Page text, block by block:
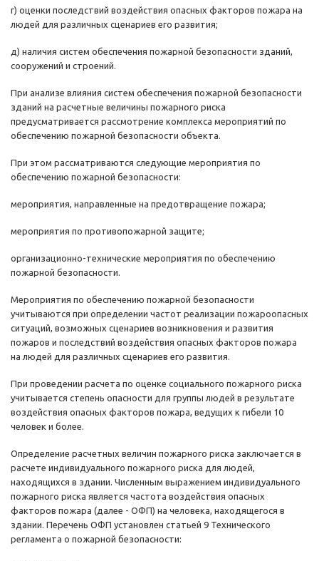
г) оценки последствий воздействия опасных факторов пожара на
людей для различных сценариев его развития;
д) наличия систем обеспечения пожарной безопасности зданий,
сооружений и строений.
При анализе влияния систем обеспечения пожарной безопасности
зданий на расчетные величины пожарного риска
предусматривается рассмотрение комплекса мероприятий по
обеспечению пожарной безопасности объекта.
При этом рассматриваются следующие мероприятия по
обеспечению пожарной безопасности:
мероприятия, направленные на предотвращение пожара;
мероприятия по противопожарной защите;
организационно-технические мероприятия по обеспечению
пожарной безопасности.
Мероприятия по обеспечению пожарной безопасности
учитываются при определении частот реализации пожароопасных
ситуаций, возможных сценариев возникновения и развития
пожаров и последствий воздействия опасных факторов пожара
на людей для различных сценариев его развития.
При проведении расчета по оценке социального пожарного риска
учитывается степень опасности для группы людей в результате
воздействия опасных факторов пожара, ведущих к гибели 10
человек и более.
Определение расчетных величин пожарного риска заключается в
расчете индивидуального пожарного риска для людей,
находящихся в здании. Численным выражением индивидуального
пожарного риска является частота воздействия опасных
факторов пожара (далее - ОФП) на человека, находящегося в
здании. Перечень ОФП установлен статьей 9 Технического
регламента о пожарной безопасности: